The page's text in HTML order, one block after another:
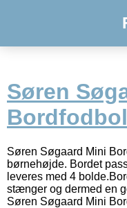
Søren
Søren Søgaard Mini
børnehøjde. Bordet
leveres med 4
stænger og dermed en
Søren Søgaard Mini